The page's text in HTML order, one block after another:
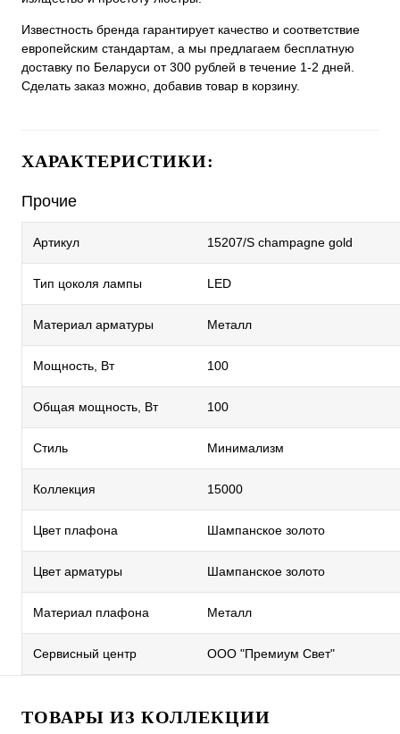
Известность бренда гарантирует качество и соответствие
европейским стандартам, а мы предлагаем бесплатную
доставку по Беларуси от 300 рублей в течение 1-2 дней.
Сделать заказ можно, добавив товар в корзину.
ХАРАКТЕРИСТИКИ:
Прочие
Артикул 15207/S champagne gold
Тип цоколя лампы LED
Материал арматуры Металл
Мощность, Вт 100
Общая мощность, Вт 100
Стиль Минимализм
Коллекция 15000
Цвет плафона Шампанское золото
Цвет арматуры Шампанское золото
Материал плафона Металл
Сервисный центр ООО "Премиум Свет"
ТОВАРЫ ИЗ КОЛЛЕКЦИИ